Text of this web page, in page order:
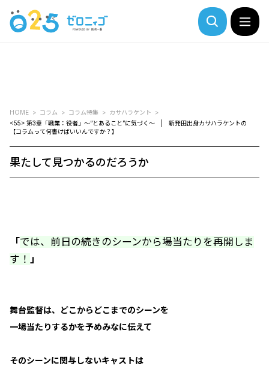
HOME コラム コラム特集
カサハラケント
<55> 第3章「職業：役者」～“とあること”に気づく～ | 新発田出身カサハラケントの
【コラムって何書けばいいんですか？】
果たして見つかるのだろうか
「では、前日の続きのシーンから場当たりを再開しま
す！ 」
舞台監督は、どこからどこまでのシーンを
一場当たりするかを予めみなに伝えて
そのシーンに関与しないキャストは